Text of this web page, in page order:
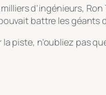
d’ingénieurs,
battre les géants
piste, n’oubliez pas